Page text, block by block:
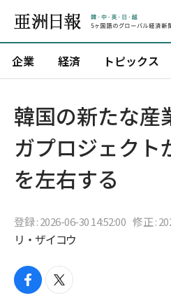
企業 経済 トピックス
韓国の新たな産
ガプロジェクト
を左右する
登録 : 2026-06-30 14:52:00 修正 :
リ・ザイコウ
f
t